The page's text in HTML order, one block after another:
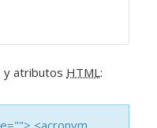
y atributos HTML:
<acronym